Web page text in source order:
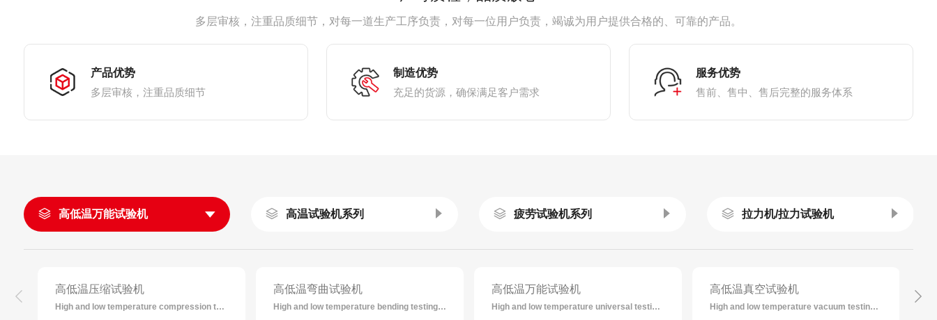
多层审核，注重品质细节，对每一道生产工序负责，对每一位用户负责，竭诚为用户提供合格的、可靠的产品。
产品优势
多层审核，注重品质细节
制造优势
充足的货源，确保满足客户需求
服务优势
售前、售中、售后完整的服务体系
高低温万能试验机 高温试验机系列 疲劳试验机系列 拉力机/拉力试验机
高低温压缩试验机
High and low temperature compression testing machine
高低温弯曲试验机
High and low temperature bending testing machine
高低温万能试验机
High and low temperature universal testing machine
高低温真空试验机
High and low temperature vacuum testing machine